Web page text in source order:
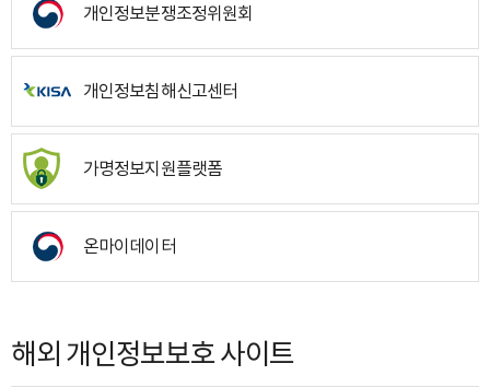
개인정보분쟁조정위원회
개인정보침해신고센터
가명정보지원플랫폼
온마이데이터
해외 개인정보보호 사이트